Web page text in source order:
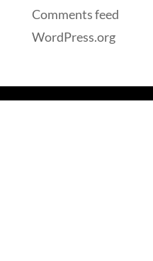
Comments feed
WordPress.org